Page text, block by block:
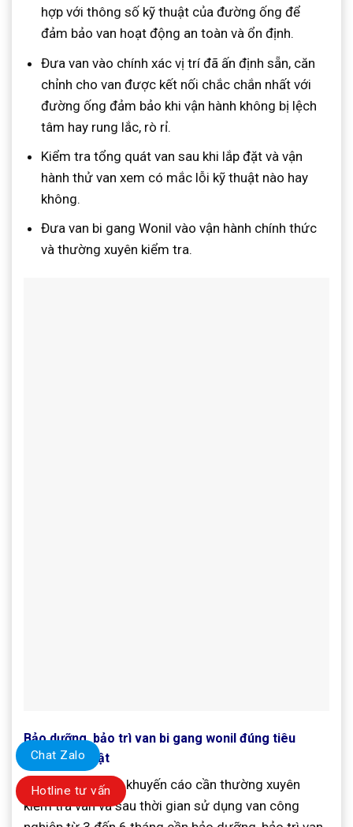
hợp với thông số kỹ thuật của đường ống để
đảm bảo van hoạt động an toàn và ổn định.
Đưa van vào chính xác vị trí đã ấn định sẵn, căn
chỉnh cho van được kết nối chắc chắn nhất với
đường ống đảm bảo khi vận hành không bị lệch
tâm hay rung lắc, rò rỉ.
Kiểm tra tổng quát van sau khi lắp đặt và vận
hành thử van xem có mắc lỗi kỹ thuật nào hay
không.
Đưa van bi gang Wonil vào vận hành chính thức
và thường xuyên kiểm tra.
Bảo dưỡng, bảo trì van bi gang wonil đúng tiêu
chuẩn kỹ thuật
Nhà sản xuất van khuyến cáo cần thường xuyên
kiểm tra van và sau thời gian sử dụng van công
Chat Zalo
Hotline tư vấn